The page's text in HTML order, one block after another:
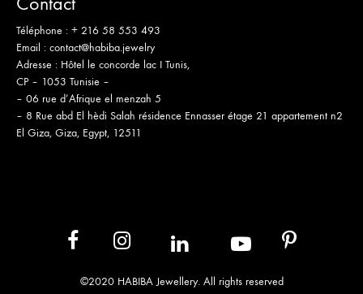
Téléphone : + 216 58 553 493
Email : contact@habiba.jewelry
Adresse : Hôtel le concorde lac I Tunis,
CP – 1053 Tunisie –
– 06 rue d’Afrique el menzah 5
– 8 Rue abd El hèdi Salah résidence Ennasser étage 21 appartement n2
El Giza, Giza, Egypt, 12511
©2020 HABIBA Jewellery. All rights reserved